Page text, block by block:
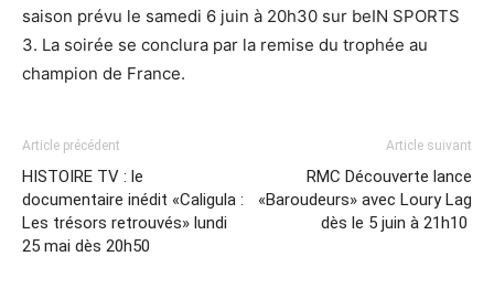
saison prévu le samedi 6 juin à 20h30 sur beIN SPORTS
3. La soirée se conclura par la remise du trophée au
champion de France.
Article précédent
HISTOIRE TV : le
documentaire inédit «Caligula :
Les trésors retrouvés» lundi
25 mai dès 20h50
Article suivant
RMC Découverte lance
«Baroudeurs» avec Loury Lag
dès le 5 juin à 21h10